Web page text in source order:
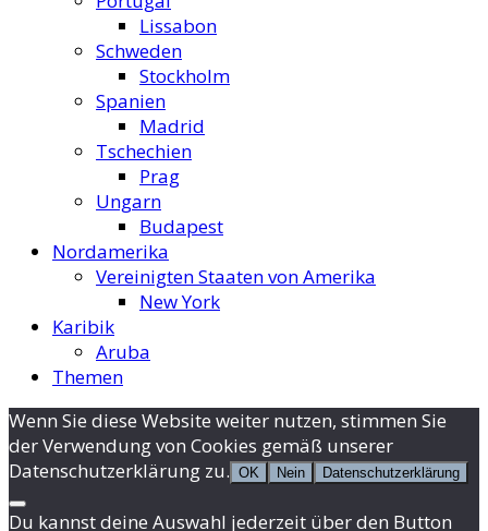
Lissabon
Schweden
Stockholm
Spanien
Madrid
Tschechien
Prag
Ungarn
Budapest
Nordamerika
Vereinigten Staaten von Amerika
New York
Karibik
Aruba
Themen
Wenn Sie diese Website weiter nutzen, stimmen Sie
der Verwendung von Cookies gemäß unserer
Datenschutzerklärung zu. OK Nein Datenschutzerklärung
Du kannst deine Auswahl jederzeit über den Button